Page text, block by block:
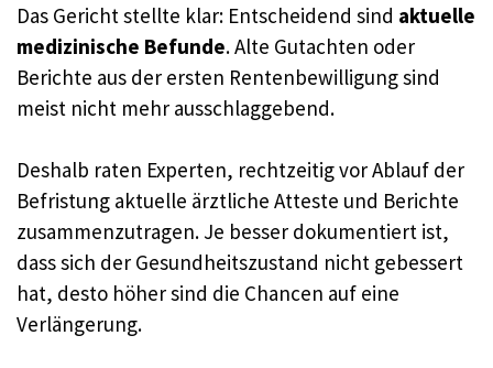
Das Gericht stellte klar: Entscheidend sind aktuelle
medizinische Befunde. Alte Gutachten oder
Berichte aus der ersten Rentenbewilligung sind
meist nicht mehr ausschlaggebend.
Deshalb raten Experten, rechtzeitig vor Ablauf der
Befristung aktuelle ärztliche Atteste und Berichte
zusammenzutragen. Je besser dokumentiert ist,
dass sich der Gesundheitszustand nicht gebessert
hat, desto höher sind die Chancen auf eine
Verlängerung.